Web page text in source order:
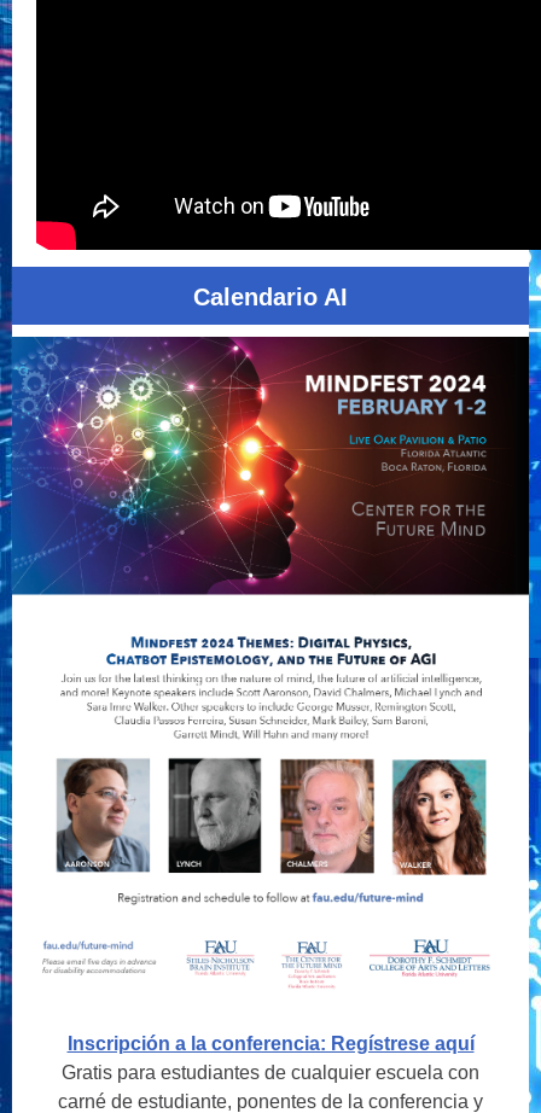
Calendario AI
Inscripción a la conferencia: Regístrese aquí
Gratis para estudiantes de cualquier escuela con
carné de estudiante, ponentes de la conferencia y